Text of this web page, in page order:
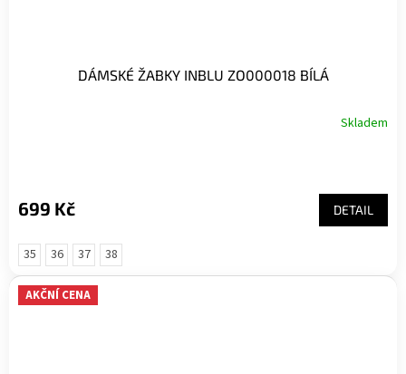
DÁMSKÉ ŽABKY INBLU ZO000018 BÍLÁ
Skladem
699 Kč DETAIL
35 36 37 38
AKČNÍ CENA